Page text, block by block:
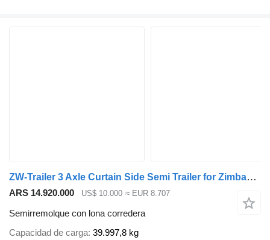
ZW-Trailer 3 Axle Curtain Side Semi Trailer for Zimbabwe
ARS 14.920.000 US$ 10.000 ≈ EUR 8.707
Semirremolque con lona corredera
Capacidad de carga 39.997,8 kg